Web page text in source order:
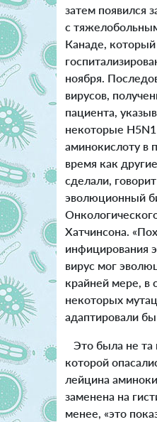
затем появился
с
Канаде,
ноября.
вирусов,
пациента,
некоторые
аминокислоту в
время как
сделали,
эволюционный
Хатчинсона.
инфицирования
вирус мог
крайней мере, в
некоторых
адаптировали бы
Это была не та
которой
лейцина
заменена на
менее, «это